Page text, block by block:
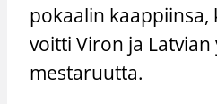
pokaalin kaappiinsa,
voitti Viron ja Latvian
mestaruutta.